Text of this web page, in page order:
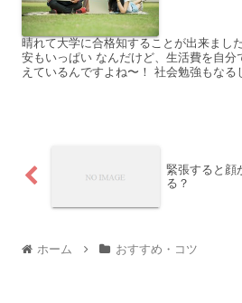
晴れて大学に合格知することが出来まし
安もいっぱい なんだけど、生活費を自
えているんですよね〜！ 社会勉強もなる
緊張すると顔
る？
ホーム おすすめ・コツ